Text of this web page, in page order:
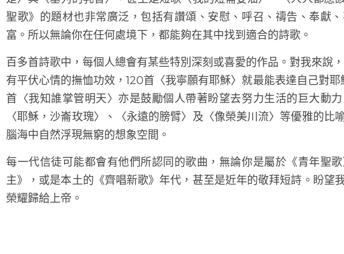
實，令人肅然起敬的聖詩，例如〈聖哉、聖哉、聖哉〉和〈榮耀歸於
穎曲目，好像〈耶穌是一位奇妙救主〉及〈為何我要歌頌耶穌〉，還
聖歌》的題材也非常廣泛，包括有讚頌、安慰、呼召、禱告、奉獻
富。所以無論你在任何處境下，都能夠在其中找到適合的詩歌。
百多首詩歌中，每個人總會有某些特別深刻或喜愛的作品。對我來說
有平伏心情的撫恤功效，120首〈我寧願有耶穌〉就最能表達自己對耶
〈耶穌，沙崙玫瑰〉、〈永遠的膀臂〉及〈像榮美川流〉等優雅的比
腦海中自然浮現無窮的想象空間。